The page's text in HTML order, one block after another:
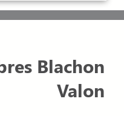
Blachon
Valon